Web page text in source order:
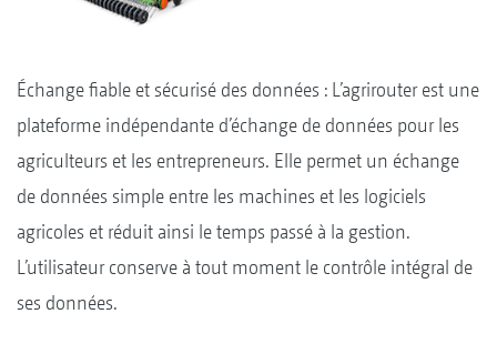
Échange fiable et sécurisé des données : L’agrirouter est une
plateforme indépendante d’échange de données pour les
agriculteurs et les entrepreneurs. Elle permet un échange
de données simple entre les machines et les logiciels
agricoles et réduit ainsi le temps passé à la gestion.
L’utilisateur conserve à tout moment le contrôle intégral de
ses données.